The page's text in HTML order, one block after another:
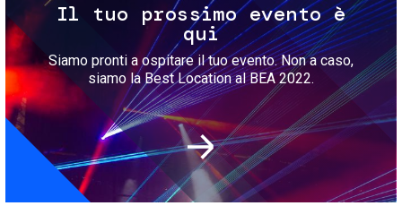
Il tuo prossimo evento è
qui
Siamo pronti a ospitare il tuo evento. Non a caso,
siamo la Best Location al BEA 2022.